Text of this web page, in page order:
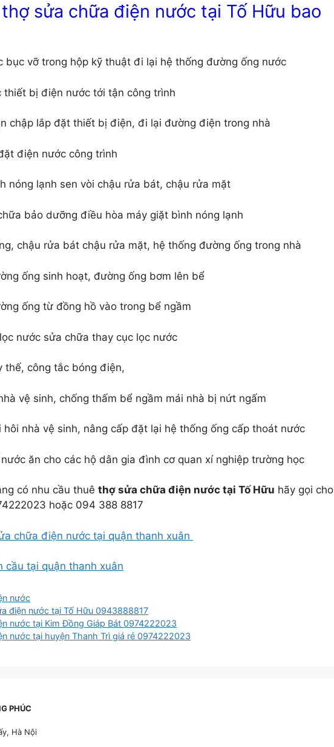
sửa chữa điện nước tại Tố Hữu bao
bục vỡ trong hộp kỹ thuật đi lại hệ thống đường ống nước
thiết bị điện nước tới tận công trình
chập lắp đặt thiết bị điện, đi lại đường điện trong nhà
điện nước công trình
nóng lạnh sen vòi chậu rửa bát, chậu rửa mặt
bảo dưỡng điều hòa máy giặt bình nóng lạnh
chậu rửa bát chậu rửa mặt, hệ thống đường ống trong nhà
ống sinh hoạt, đường ống bơm lên bể
ống từ đồng hồ vào trong bể ngầm
nước sửa chữa thay cục lọc nước
thế, công tắc bóng điện,
vệ sinh, chống thấm bể ngầm mái nhà bị nứt ngấm
hôi nhà vệ sinh, nâng cấp đặt lại hệ thống ống cấp thoát nước
ăn cho các hộ dân gia đình cơ quan xí nghiệp trường học
có nhu cầu thuê thợ sửa chữa điện nước tại Tố Hữu hãy gọi cho
hoặc 094 388 8817
chữa điện nước tại quận thanh xuân
cầu tại quận thanh xuân
nước
điện nước tại Tố Hữu 0943888817
nước tại Kim Đồng Giáp Bát 0974222023
nước tại huyện Thanh Trì giá rẻ 0974222023
PHÚC
Hà Nội